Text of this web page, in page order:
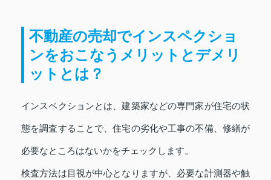
不動産の売却でインスペクショ
ンをおこなうメリットとデメリ
ットとは？
インスペクションとは、建築家などの専門家が住宅の状
態を調査することで、住宅の劣化や工事の不備、修繕が
必要なところはないかをチェックします。
検査方法は目視が中心となりますが、必要な計測器や触